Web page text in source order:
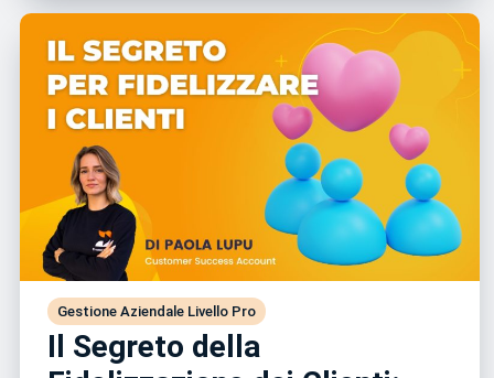
Gestione Aziendale Livello Pro
Il Segreto della